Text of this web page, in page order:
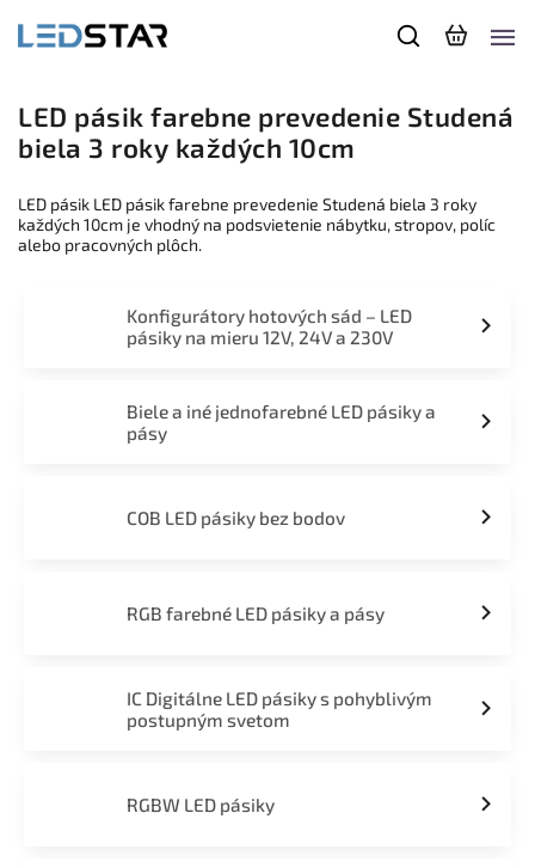
LED pásik farebne prevedenie Studená
biela 3 roky každých 10cm
LED pásik LED pásik farebne prevedenie Studená biela 3 roky
každých 10cm je vhodný na podsvietenie nábytku, stropov, políc
alebo pracovných plôch.
Konfigurátory hotových sád – LED
pásiky na mieru 12V, 24V a 230V
Biele a iné jednofarebné LED pásiky a
pásy
COB LED pásiky bez bodov
RGB farebné LED pásiky a pásy
IC Digitálne LED pásiky s pohyblivým
postupným svetom
RGBW LED pásiky